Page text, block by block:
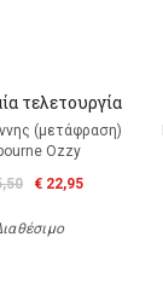
τελετουργία
(μετάφραση)
Ozzy
€ 22,95